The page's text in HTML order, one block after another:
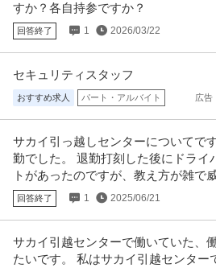
すか？各自持参ですか？
回答終了 1 2026/03/22
セキュリティスタッフ
おすすめ求人 パート・アルバイト 広告
サカイ引っ越しセンターについてで
勤でした。 退勤打刻した後にドライ
トがあったのですが、教え方が雑で
回答終了 1 2025/06/21
サカイ引越センターで働いていた、
たいです。 私はサカイ引越センター